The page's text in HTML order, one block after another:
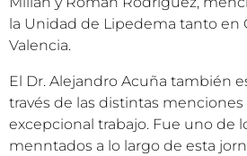
la Unidad de Lipedema tanto en
Valencia.
El Dr. Alejandro Acuña también
través de las distintas menciones
excepcional trabajo. Fue uno de
menntados a lo largo de esta